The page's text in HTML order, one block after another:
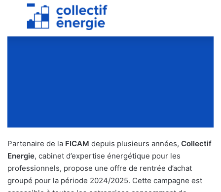
Partenaire de la FICAM depuis plusieurs années, Collectif
Energie, cabinet d’expertise énergétique pour les
professionnels, propose une offre de rentrée d’achat
groupé pour la période 2024/2025. Cette campagne est